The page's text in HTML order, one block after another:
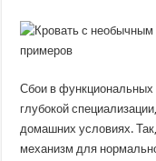
Сбои в функциональных
глубокой
домашних условиях.
механизм для